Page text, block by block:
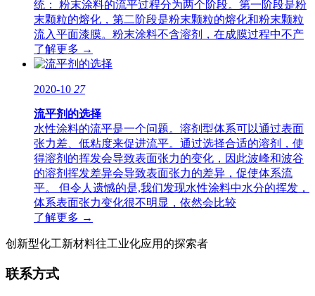
统： 粉末涂料的流平过程分为两个阶段。第一阶段是粉
末颗粒的熔化，第二阶段是粉末颗粒的熔化和粉末颗粒
流入平面漆膜。粉末涂料不含溶剂，在成膜过程中不产
了解更多 →
2020-10 27
流平剂的选择
水性涂料的流平是一个问题。溶剂型体系可以通过表面
张力差、低粘度来促进流平。通过选择合适的溶剂，使
得溶剂的挥发会导致表面张力的变化，因此波峰和波谷
的溶剂挥发差异会导致表面张力的差异，促使体系流
平。 但令人遗憾的是,我们发现水性涂料中水分的挥发，
体系表面张力变化很不明显，依然会比较
了解更多 →
创新型化工新材料往工业化应用的探索者
联系方式